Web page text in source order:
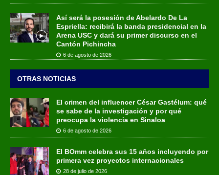
Así será la posesión de Abelardo De La
Espriella: recibirá la banda presidencial en la
Arena USC y dará su primer discurso en el
Cantón Pichincha
6 de agosto de 2026
OTRAS NOTICIAS
El crimen del influencer César Gastélum: qué
se sabe de la investigación y por qué
preocupa la violencia en Sinaloa
6 de agosto de 2026
El BOmm celebra sus 15 años incluyendo por
primera vez proyectos internacionales
28 de julio de 2026